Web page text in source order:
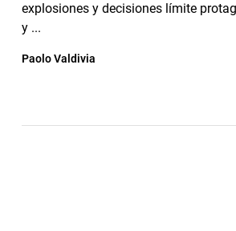
explosiones y decisiones límite
y ...
Paolo Valdivia